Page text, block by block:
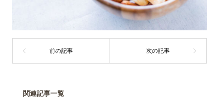
関連記事一覧